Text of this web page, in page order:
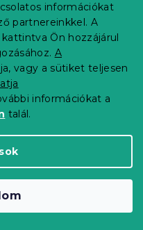
információkat
partnereinkkel. A
kattintva Ön hozzájárul
A
vagy a sütiket teljesen
információkat a
talál.